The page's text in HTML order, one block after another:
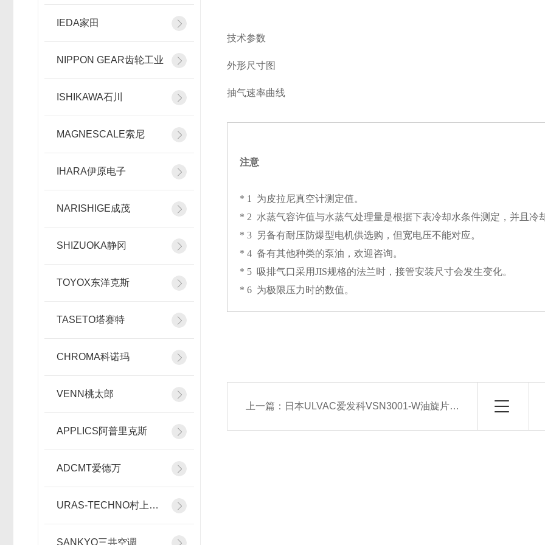
IEDA家田
NIPPON GEAR齿轮工业
ISHIKAWA石川
MAGNESCALE索尼
IHARA伊原电子
NARISHIGE成茂
SHIZUOKA静冈
TOYOX东洋克斯
TASETO塔赛特
CHROMA科诺玛
VENN桃太郎
APPLICS阿普里克斯
ADCMT爱德万
URAS-TECHNO村上精机
SANKYO三共空调
技术参数
外形尺寸图
抽气速率曲线
注意
* 1 为皮拉尼真空计测定值。
* 2 水蒸气容许值与水蒸气处理量是根据下表冷却水条件测定，并且冷
* 3 另备有耐压防爆型电机供选购，但宽电压不能对应。
* 4 备有其他种类的泵油，欢迎咨询。
* 5 吸排气口采用JIS规格的法兰时，接管安装尺寸会发生变化。
* 6 为极限压力时的数值。
上一篇： 日本ULVAC爱发科VSN3001-W油旋片式真空泵